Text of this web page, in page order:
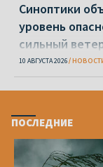
Синоптики
уровень
сильный
10 АВГУСТА 2026
ПОСЛЕДНИЕ